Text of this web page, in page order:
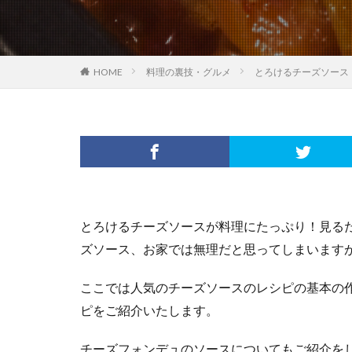
HOME 料理の裏技・グルメ とろけるチーズソー
とろけるチーズソースが料理にたっぷり！見
ズソース、お家では無理だと思ってしまいま
ここでは人気のチーズソースのレシピの基本
ピをご紹介いたします。
チーズフォンデュのソースについてもご紹介